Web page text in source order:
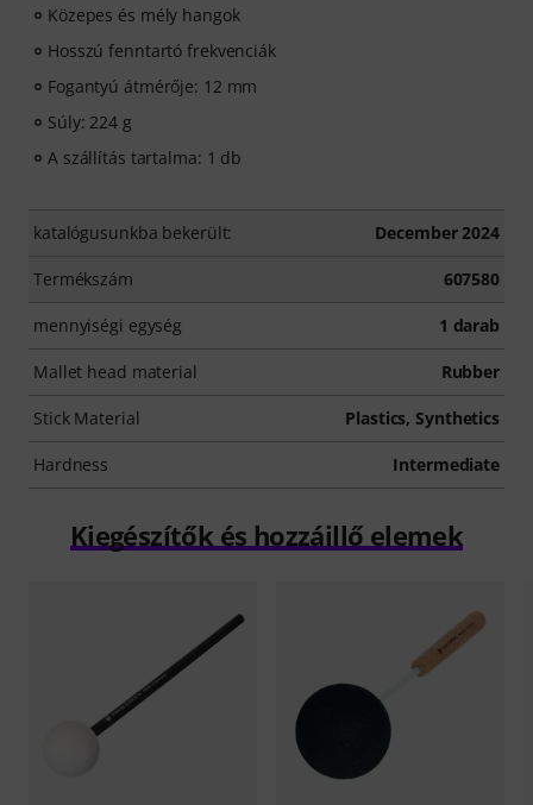
Közepes és mély hangok
Hosszú fenntartó frekvenciák
Fogantyú átmérője: 12 mm
Súly: 224 g
A szállítás tartalma: 1 db
katalógusunkba bekerült: December 2024
Termékszám 607580
mennyiségi egység 1 darab
Mallet head material Rubber
Stick Material Plastics, Synthetics
Hardness Intermediate
Kiegészítők és hozzáillő elemek